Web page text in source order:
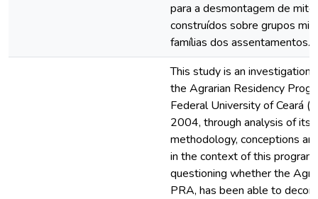
para a desmontagem de
construídos sobre grupos
famílias dos assentamentos.
This study is an
the Agrarian Residency
Federal University of Ceará
2004, through analysis of its
methodology, conceptions
in the context of this
questioning whether the
PRA, has been able to